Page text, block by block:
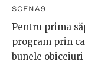
SCENA9
Pentru prima
program prin
bunele